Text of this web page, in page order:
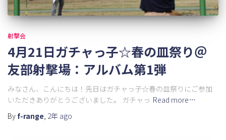
射撃会
4月21日ガチャっ子☆春の皿祭り＠
友部射撃場：アルバム第1弾
みなさん、こんにちは！先日はガチャっ子☆春の皿祭りにご参加
いただきありがとうございました。 ガチャっ Read more…
By f-range, 2年 ago